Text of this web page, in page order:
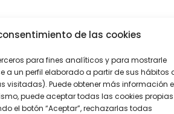
de las cookies
para fines analíticos y para mostrarle
a un perfil elaborado a partir de sus hábitos
visitadas). Puede obtener más información
puede aceptar todas las cookies
el botón “Aceptar”, rechazarlas todas